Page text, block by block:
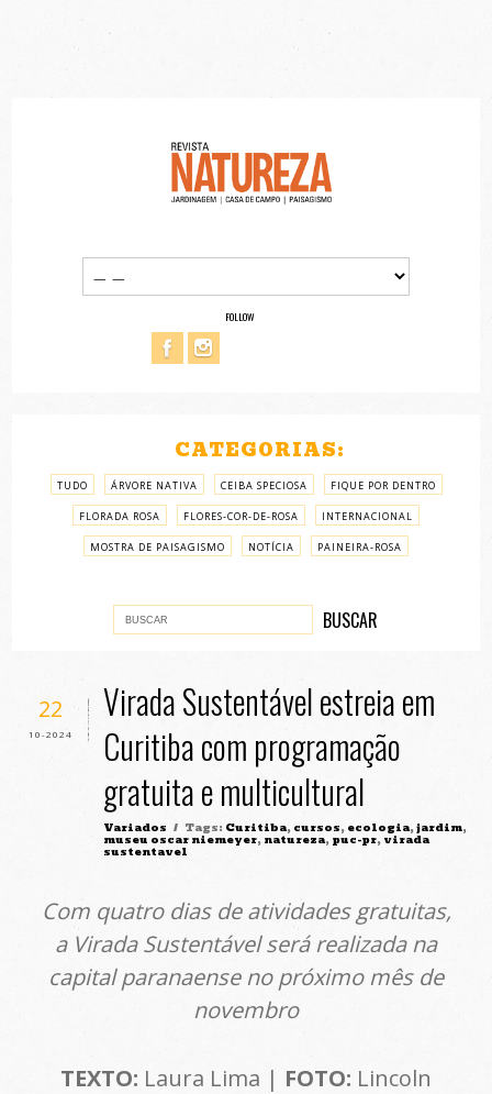
FOLLOW
CATEGORIAS:
TUDO ÁRVORE NATIVA CEIBA SPECIOSA FIQUE POR DENTRO
FLORADA ROSA FLORES-COR-DE-ROSA INTERNACIONAL
MOSTRA DE PAISAGISMO NOTÍCIA PAINEIRA-ROSA
22
10-2024
Virada Sustentável estreia em
Curitiba com programação
gratuita e multicultural
Variados / Tags: Curitiba, cursos, ecologia,jardim,
museu oscar niemeyer, natureza, puc-pr, virada
sustentavel
Com quatro dias de atividades gratuitas,
a Virada Sustentável será realizada na
capital paranaense no próximo mês de
novembro
TEXTO: Laura Lima | FOTO: Lincoln